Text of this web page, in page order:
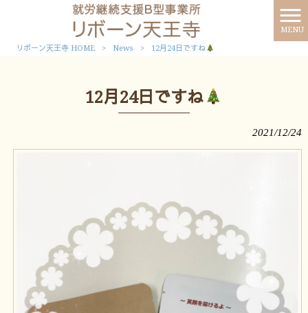
MENU
リボーン天王寺 HOME > News > 12月24日ですね
12月24日ですね
2021/12/24